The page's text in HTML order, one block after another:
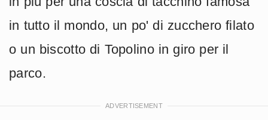
in tutto il mondo, un po' di zucchero filato
o un biscotto di Topolino in giro per il
parco.